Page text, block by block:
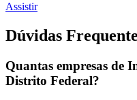
Assistir
Dúvidas
Quantas empresas de
Distrito Federal?